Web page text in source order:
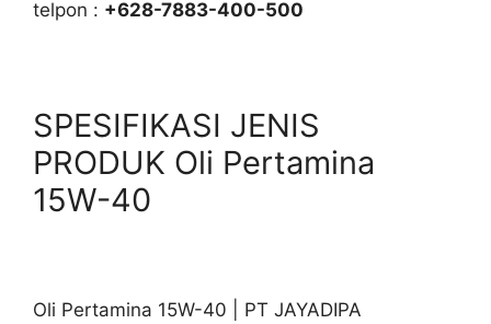
telpon : +628-7883-400-500
SPESIFIKASI JENIS
PRODUK Oli Pertamina
15W-40
Oli Pertamina 15W-40 | PT JAYADIPA